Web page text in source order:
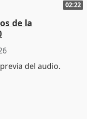
02:22
de la